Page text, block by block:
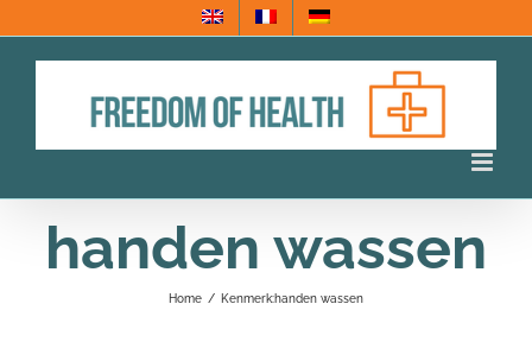
naar
handen wassen
Home / Kenmerk:handen wassen